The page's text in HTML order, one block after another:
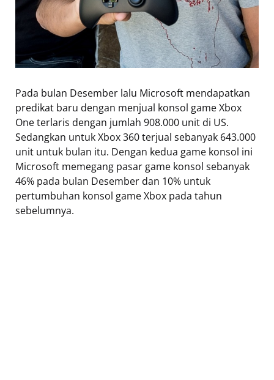
Pada bulan Desember lalu Microsoft mendapatkan
predikat baru dengan menjual konsol game Xbox
One terlaris dengan jumlah 908.000 unit di US.
Sedangkan untuk Xbox 360 terjual sebanyak 643.000
unit untuk bulan itu. Dengan kedua game konsol ini
Microsoft memegang pasar game konsol sebanyak
46% pada bulan Desember dan 10% untuk
pertumbuhan konsol game Xbox pada tahun
sebelumnya.